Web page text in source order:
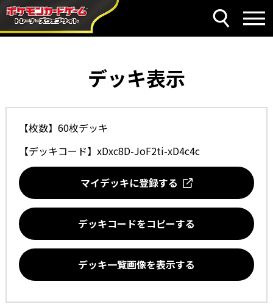
デッキ表示
【枚数】60枚デッキ
【デッキコード】 xDxc8D-JoF2ti-xD4c4c
マイデッキに登録する
デッキコードをコピーする
デッキ一覧画像を表示する